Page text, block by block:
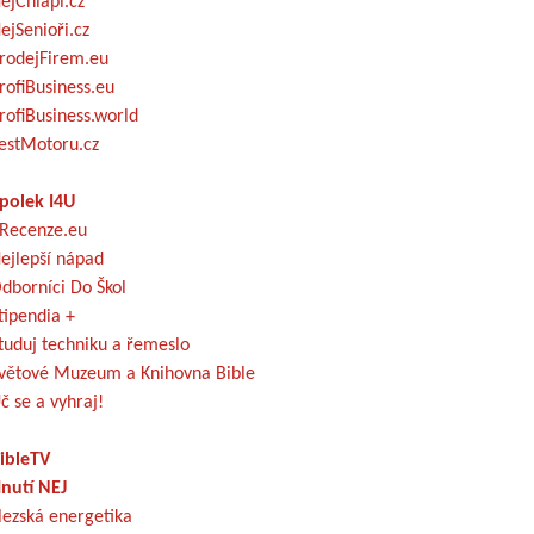
I4U
nápad
Do Škol
+
techniku a řemeslo
Muzeum a Knihovna Bible
se a vyhraj!
NEJ
energetika